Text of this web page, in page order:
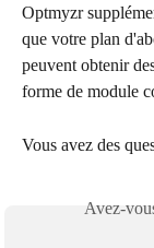
Optmyzr
que votre plan
peuvent obtenir
forme de module
Vous avez des
Avez-